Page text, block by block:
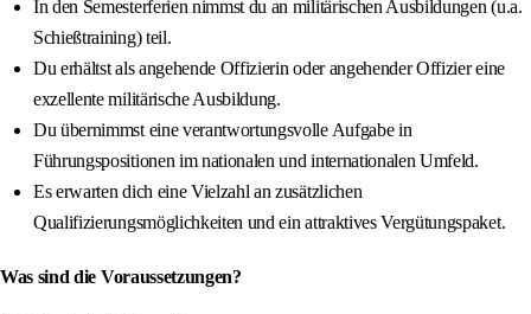
In den Semesterferien nimmst du an militärischen Ausbildungen (u.a.
Schießtraining) teil.
Du erhältst als angehende Offizierin oder angehender Offizier eine
exzellente militärische Ausbildung.
Du übernimmst eine verantwortungsvolle Aufgabe in
Führungspositionen im nationalen und internationalen Umfeld.
Es erwarten dich eine Vielzahl an zusätzlichen
Qualifizierungsmöglichkeiten und ein attraktives Vergütungspaket.
Was sind die Voraussetzungen?